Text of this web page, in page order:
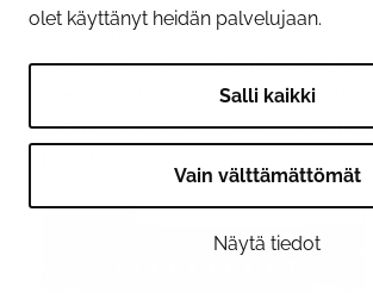
olet käyttänyt heidän palvelujaan.
Salli kaikki
Vain välttämättömät
Näytä tiedot
Tornionjoen ylittävän sillan
peruskunnostustyöt jatkuvat
Veneilijöille ja muille joella
merkitty sillan alle kaksi